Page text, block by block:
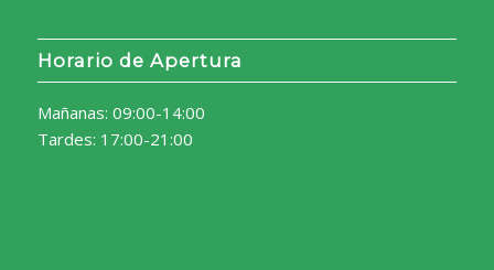
Horario de Apertura
Mañanas: 09:00-14:00
Tardes: 17:00-21:00